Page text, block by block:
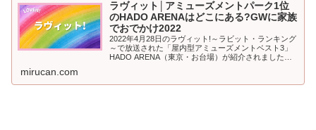
ラヴィット│アミューズメントパーク1位
のHADO ARENAはどこにある?GWに家族
でおでかけ2022
2022年4月28日のラヴィット!～ラビット・ランキング
～で放送された「屋内型アミューズメントベスト3」
HADO ARENA（東京・お台場）が紹介されました。
mirucan.com